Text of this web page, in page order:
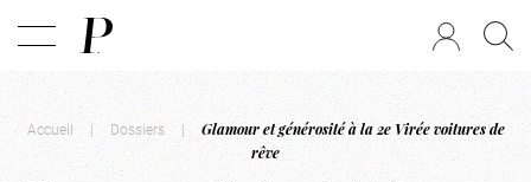
Accueil | Dossiers |
Glamour et générosité à la 2e Virée voitures de
rêve